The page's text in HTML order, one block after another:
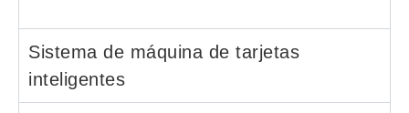
Sistema de máquina de tarjetas
inteligentes